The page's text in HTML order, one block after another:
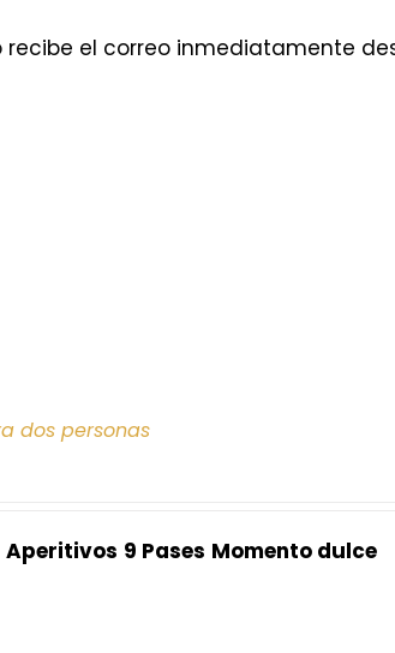
recibe el correo inmediatamente
dos personas
Aperitivos 9 Pases Momento dulce